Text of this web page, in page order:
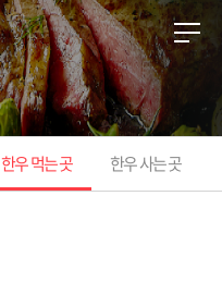
한우 먹는 곳 한우 사는 곳